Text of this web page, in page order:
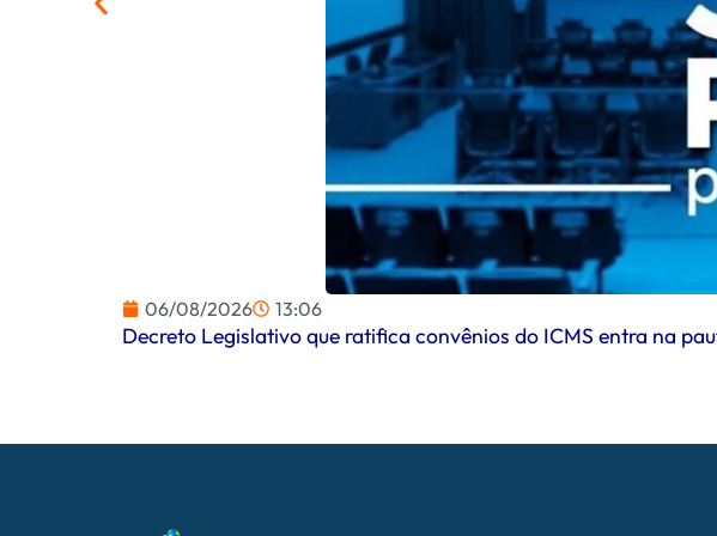
06/08/2026 13:06
Decreto Legislativo que ratifica convênios do ICMS entra na